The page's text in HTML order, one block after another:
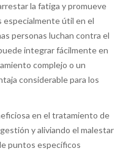
la fatiga y promueve
especialmente útil en el
personas luchan contra el
integrar fácilmente en
complejo o un
considerable para los
en el tratamiento de
y aliviando el malestar
puntos específicos